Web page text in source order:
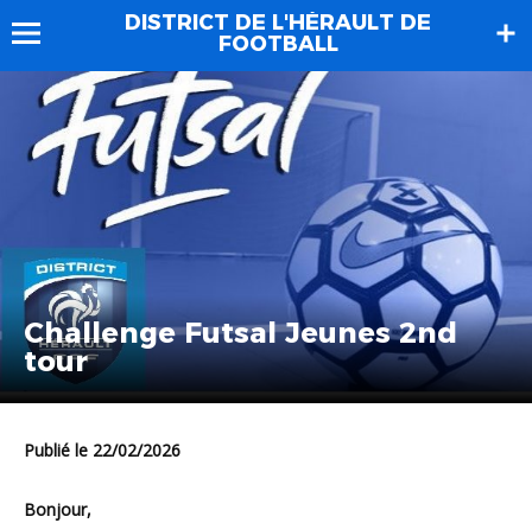
DISTRICT DE L'HÉRAULT DE
FOOTBALL
Challenge Futsal Jeunes 2nd
tour
Publié le 22/02/2026
Bonjour,